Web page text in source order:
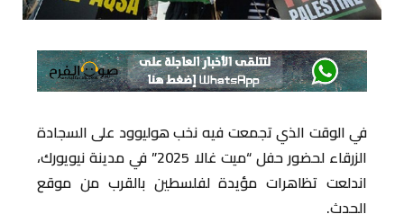
في الوقت الذي تجمعت فيه نخب هوليوود على السجادة
الزرقاء لحضور حفل “ميت غالا 2025” في مدينة نيويورك،
اندلعت تظاهرات مؤيدة لفلسطين بالقرب من موقع
الحدث.